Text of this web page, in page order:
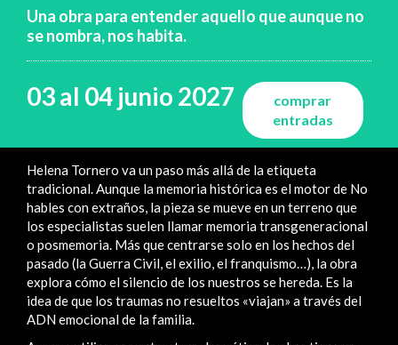
Una obra para entender aquello que aunque no
se nombra, nos habita.
03 al 04 junio 2027
comprar
entradas
Helena Tornero va un paso más allá de la etiqueta
tradicional. Aunque la memoria histórica es el motor de No
hables con extraños, la pieza se mueve en un terreno que
los especialistas suelen llamar memoria transgeneracional
o posmemoria. Más que centrarse solo en los hechos del
pasado (la Guerra Civil, el exilio, el franquismo…), la obra
explora cómo el silencio de los nuestros se hereda. Es la
idea de que los traumas no resueltos «viajan» a través del
ADN emocional de la familia.